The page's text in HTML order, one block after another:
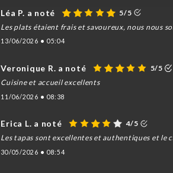
Léa P. a noté
5/5
Les plats étaient frais et savoureux, nous nous
13/06/2026 • 05:04
Veronique R. a noté
5/5
Cuisine et accueil excellents
11/06/2026 • 08:38
Erica L. a noté
4/5
Les tapas sont excellentes et authentiques et le
30/05/2026 • 08:54